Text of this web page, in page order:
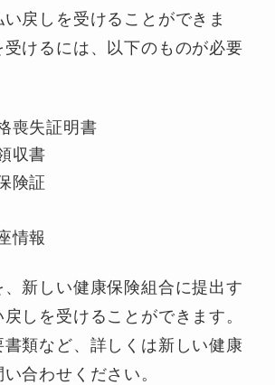
戻しを受けることができま
けるには、以下のものが必要
喪失証明書
収書
険証
情報
、新しい健康保険組合に提出す
しを受けることができます。
類など、詳しくは新しい健康
合わせください。